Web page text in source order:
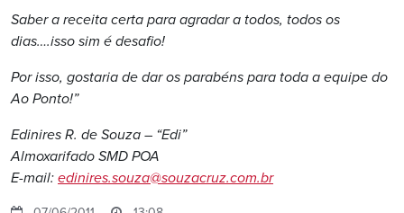
Saber a receita certa para agradar a todos, todos os
dias….isso sim é desafio!
Por isso, gostaria de dar os parabéns para toda a equipe do
Ao Ponto!”
Edinires R. de Souza – “Edi”
Almoxarifado SMD POA
E-mail: edinires.souza@souzacruz.com.br